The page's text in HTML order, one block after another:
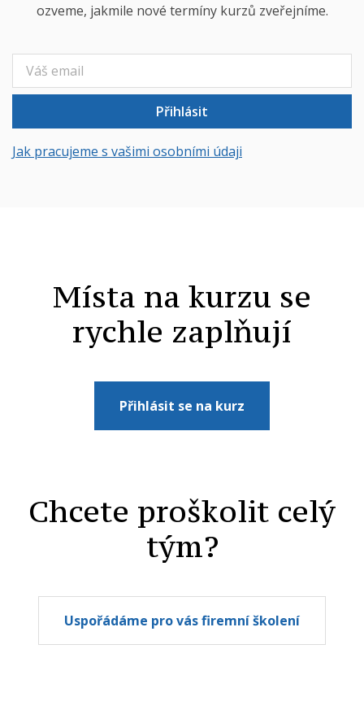
ozveme, jakmile nové termíny kurzů zveřejníme.
Přihlásit
Jak pracujeme s vašimi osobními údaji
Místa na kurzu se
rychle zaplňují
Přihlásit se na kurz
Chcete proškolit celý
tým?
Uspořádáme pro vás firemní školení